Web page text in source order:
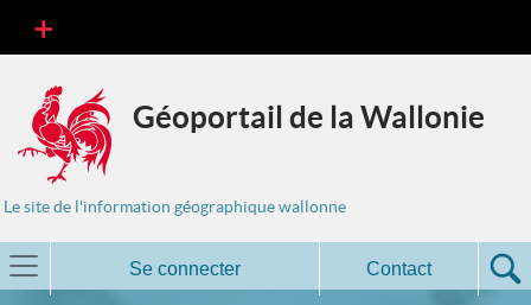
Géoportail de la Wallonie
Le site de l'information géographique wallonne
Se connecter Contact